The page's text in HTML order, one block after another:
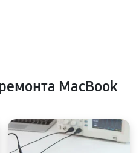
MacBook